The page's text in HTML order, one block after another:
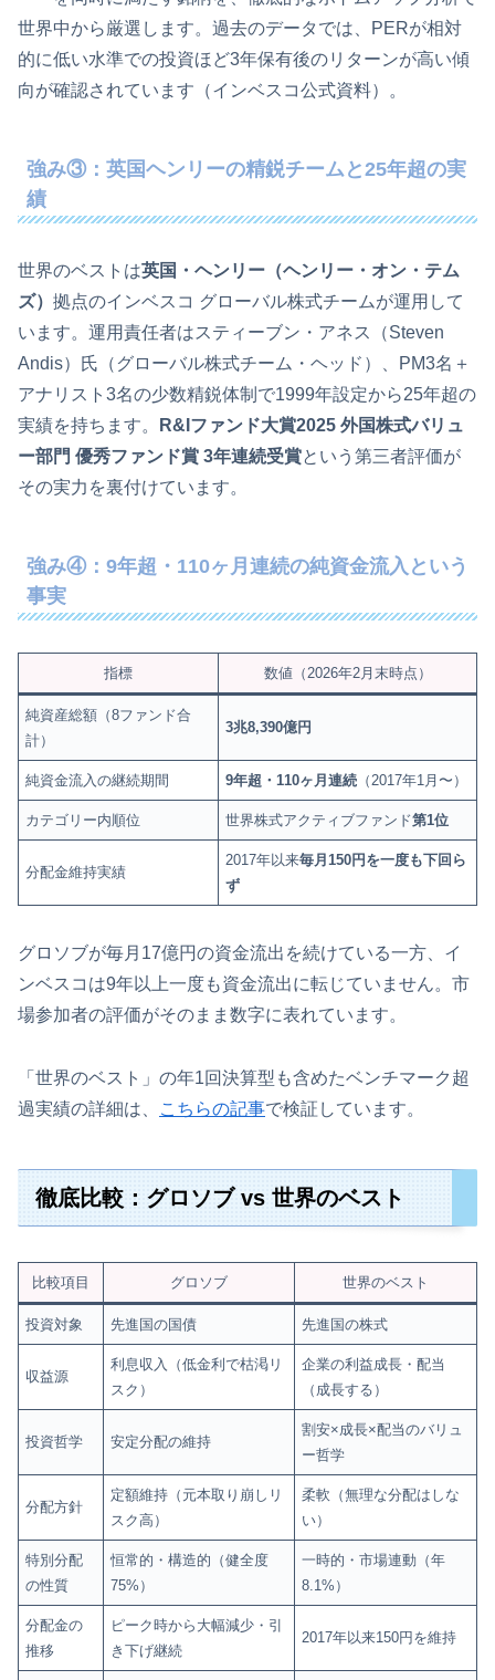
世界中から厳選します。過去のデータでは、PERが相対
的に低い水準での投資ほど3年保有後のリターンが高い傾
向が確認されています（インベスコ公式資料）。
強み③：英国ヘンリーの精鋭チームと25年超の実
績
世界のベストは英国・ヘンリー（ヘンリー・オン・テム
ズ） 拠点のインベスコ グローバル株式チームが運用して
います。運用責任者はスティーブン・アネス（Steven
Andis）氏（グローバル株式チーム・ヘッド）、PM3名＋
アナリスト3名の少数精鋭体制で1999年設定から25年超の
実績を持ちます。
R&Iファンド大賞2025 外国株式バリュ
ー部門 優秀ファンド賞 3年連続受賞という第三者評価が
その実力を裏付けています。
強み④：9年超・110ヶ月連続の純資金流入という
事実
指標 数値（2026年2月末時点）
純資産総額（8ファンド合
計）
3兆8,390億円
純資金流入の継続期間 9年超・110ヶ月連続 （2017年1月〜）
カテゴリー内順位 世界株式アクティブファンド第1位
分配金維持実績
2017年以来毎月150円を一度も下回ら
ず
グロソブが毎月17億円の資金流出を続けている一方、イ
ンベスコは9年以上一度も資金流出に転じていません。市
場参加者の評価がそのまま数字に表れています。
「世界のベスト」の年1回決算型も含めたベンチマーク超
過実績の詳細は、
こちらの記事で検証しています。
徹底比較：グロソブ vs 世界のベスト
比較項目 グロソブ 世界のベスト
投資対象 先進国の国債 先進国の株式
収益源
利息収入（低金利で枯渇リ
スク）
企業の利益成長・配当
（成長する）
投資哲学 安定分配の維持
割安×成長×配当のバリュ
ー哲学
分配方針
定額維持（元本取り崩しリ
スク高）
柔軟（無理な分配はしな
い）
特別分配
の性質
恒常的・構造的（健全度
75%）
一時的・市場連動（年
8.1%）
分配金の
推移
ピーク時から大幅減少・引
き下げ継続
2017年以来150円を維持